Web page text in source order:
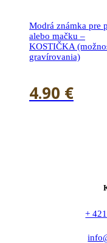
Modrá známka pre
alebo mačku –
KOSTIČKA
gravírovania)
4.90 €
+